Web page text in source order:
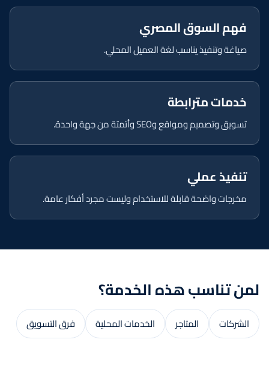
فهم السوق المصري
صياغة وتنفيذ يناسب لغة العميل المحلي.
خدمات مترابطة
تسويق وتصميم ومواقع وSEO وأتمتة من جهة واحدة.
تنفيذ عملي
مخرجات واضحة قابلة للاستخدام وليست مجرد أفكار عامة.
لمن تناسب هذه الخدمة؟
الشركات المتاجر الخدمات المحلية فرق التسويق